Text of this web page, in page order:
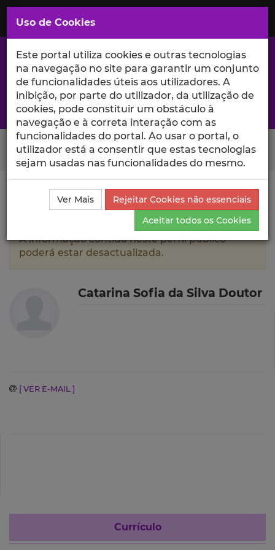
Saltar
para
Conteúdo
Principal
A excelência da investigação e ciência no Iscte
Search Button
Ciência_Iscte Autores
Catarina Sofia da Silva Doutor
Currículo
A informação contida neste perfil público
poderá estar desactualizada.
Catarina Sofia da Silva Doutor
[ VER E-MAIL ]
Currículo
Uso de Cookies
Este portal utiliza cookies e outras tecnologias
na navegação no site para garantir um conjunto
de funcionalidades úteis aos utilizadores. A
inibição, por parte do utilizador, da utilização de
cookies, pode constituir um obstáculo à
navegação e à correta interação com as
funcionalidades do portal. Ao usar o portal, o
utilizador está a consentir que estas tecnologias
sejam usadas nas funcionalidades do mesmo.
Ver Mais
Rejeitar Cookies não essenciais
Aceitar todos os Cookies